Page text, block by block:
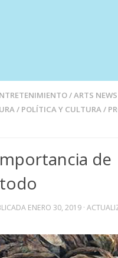
/ARTS NEWS
/ POLÍTICA Y CULTURA/
de
ENERO 30, 2019 ·